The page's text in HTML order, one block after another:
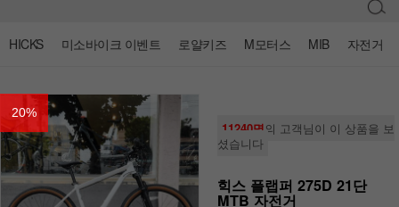
HICKS 미소바이크 이벤트 로얄키즈 M모터스 MIB 자전거
20%
11240명의 고객님이 이 상품을 보
셨습니다
힉스 플랩퍼 275D 21단
MTB 자전거